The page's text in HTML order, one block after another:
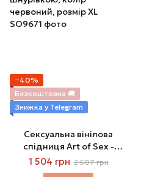
−40%
Безкоштовна 🚚
Знижка у Telegram
Сексуальна вінілова
спідниця Art of Sex -
Morgana з вирізом і
шнурівкою, колір
1 504 грн 2 507 грн